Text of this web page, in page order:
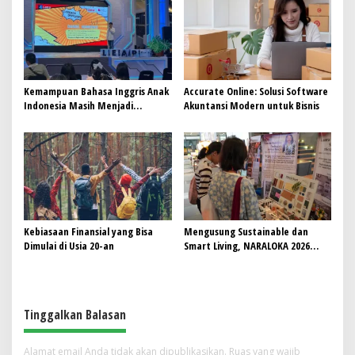
Kemampuan Bahasa Inggris Anak
Indonesia Masih Menjadi
Pembelajaran Dinilai Perlu
Berubah
Accurate Online: Solusi Software
Akuntansi Modern untuk Bisnis
Kebiasaan Finansial yang Bisa
Dimulai di Usia 20-an
Mengusung Sustainable dan
Smart Living, NARALOKA 2026
Tinggalkan Balasan
Alamat email Anda tidak akan dipublikasikan. Ruas yang wajib